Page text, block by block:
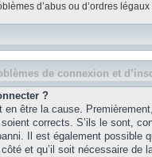
d’abus ou d’ordres
de connexion et
?
en être la cause.
corrects. S’ils le sont,
Il est également possible
et qu’il soit nécessaire de